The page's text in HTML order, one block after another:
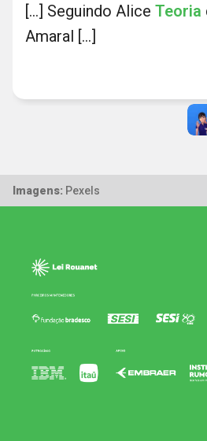
[...] Seguindo Alice Teoria
Amaral [...]
Imagens: Pexels